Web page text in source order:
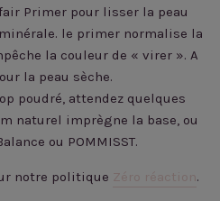
Primer pour lisser la peau
le primer normalise la
la couleur de « virer ». A
la peau sèche.
poudré, attendez quelques
naturel imprègne la base, ou
ou POMMISST.
notre politique Zéro réaction.